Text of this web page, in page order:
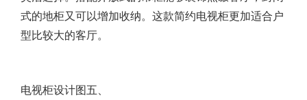
式的地柜又可以增加收纳。这款简约电视柜更加适合户
型比较大的客厅。
电视柜设计图五、